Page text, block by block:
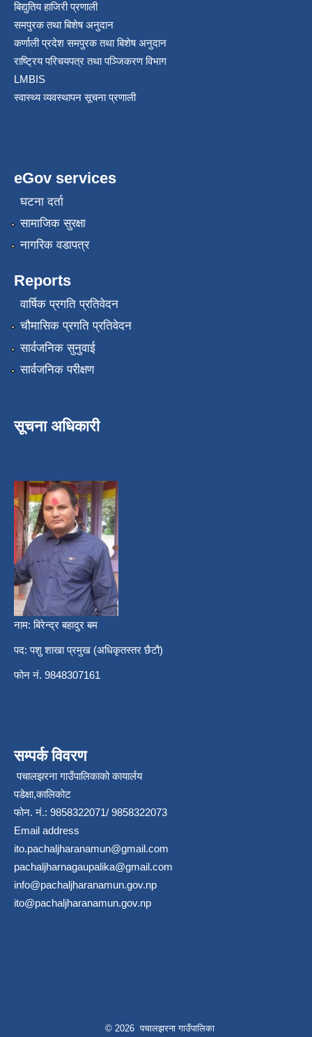
बिद्युतिय हाजिरी प्रणाली
समपुरक तथा बिशेष अनुदान
कर्णाली प्रदेश समपुरक तथा बिशेष अनुदान
राष्ट्रिय परिचयपत्र तथा पञ्जिकरण विभाग
LMBIS
स्वास्थ्य व्यवस्थापन सूचना प्रणाली
eGov services
घटना दर्ता
सामाजिक सुरक्षा
नागरिक वडापत्र
Reports
वार्षिक प्रगति प्रतिवेदन
चौमासिक प्रगति प्रतिवेदन
सार्वजनिक सुनुवाई
सार्वजनिक परीक्षण
सूचना अधिकारी
नाम: बिरेन्द्र बहादुर बम
पद: पशु शाखा प्रमुख (अधिकृतस्तर छैटौ)
फोन नं. 9848307161
सम्पर्क विवरण
पचालझरना गाउँपालिकाको कायार्लय
पडेक्षा,कालिकोट
फोन. नं.: 9858322071/ 9858322073
Email address
ito.pachaljharanamun@gmail.com
pachaljharnagaupalika@gmail.com
info@pachaljharanamun.gov.np
ito@pachaljharanamun.gov.np
© 2026 पचालझरना गाउँपालिका